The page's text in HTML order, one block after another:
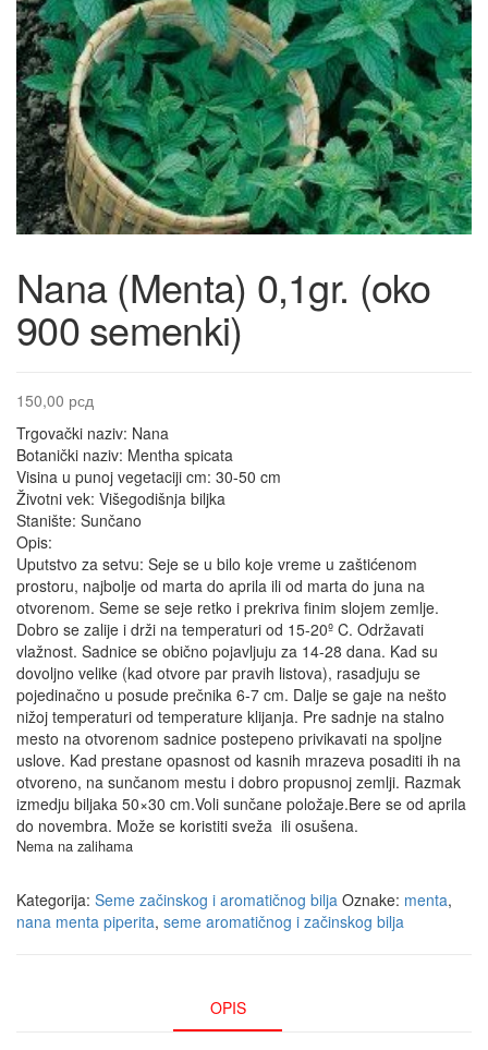
Nana (Menta) 0,1gr. (oko
900 semenki)
150,00 рсд
Trgovački naziv: Nana
Botanički naziv: Mentha spicata
Visina u punoj vegetaciji cm: 30-50 cm
Životni vek: Višegodišnja biljka
Stanište: Sunčano
Opis:
Uputstvo za setvu: Seje se u bilo koje vreme u zaštićenom
prostoru, najbolje od marta do aprila ili od marta do juna na
otvorenom. Seme se seje retko i prekriva finim slojem zemlje.
Dobro se zalije i drži na temperaturi od 15-20º C. Održavati
vlažnost. Sadnice se obično pojavljuju za 14-28 dana. Kad su
dovoljno velike (kad otvore par pravih listova), rasadjuju se
pojedinačno u posude prečnika 6-7 cm. Dalje se gaje na nešto
nižoj temperaturi od temperature klijanja. Pre sadnje na stalno
mesto na otvorenom sadnice postepeno privikavati na spoljne
uslove. Kad prestane opasnost od kasnih mrazeva posaditi ih na
otvoreno, na sunčanom mestu i dobro propusnoj zemlji. Razmak
izmedju biljaka 50×30 cm.Voli sunčane položaje.Bere se od aprila
do novembra. Može se koristiti sveža ili osušena.
Nema na zalihama
Kategorija: Seme začinskog i aromatičnog bilja Oznake: menta,
nana menta piperita, seme aromatičnog i začinskog bilja
OPIS